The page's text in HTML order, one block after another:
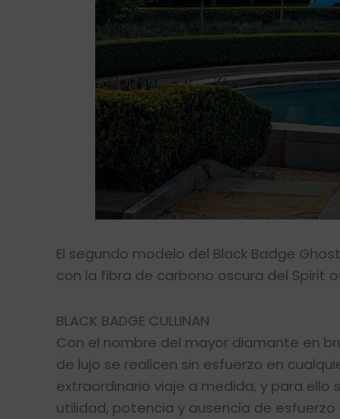
El segundo modelo del Black Badge
con la fibra de carbono oscura del Spirit
BLACK BADGE CULLINAN
Con el nombre del mayor diamante en
de lujo se realicen sin esfuerzo en
extraordinario viaje a medida, y para ello
utilidad, potencia y ausencia de esfuerzo